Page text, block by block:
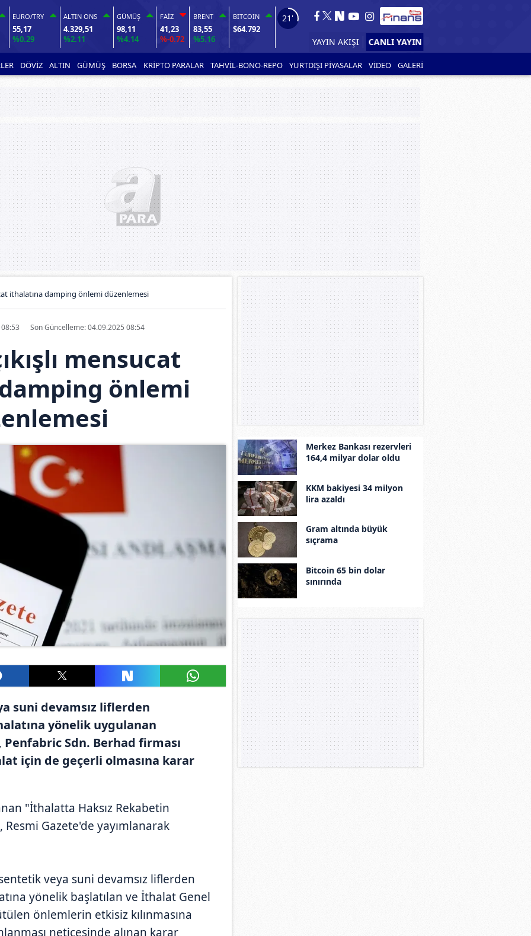
EURO/TRY
55,17
%0.29
ALTIN ONS
4.329,51
%2.11
GÜMÜŞ
98,11
%4.14
FAİZ
41,23
%-0.72
BRENT
83,55
%5.16
BITCOIN
$64.792
19'
YAYIN AKIŞI CANLI YAYIN
DÖVİZ ALTIN GÜMÜŞ BORSA KRİPTO PARALAR TAHVİL-BONO-REPO YURTDIŞI PİYASALAR VİDEO GALERİ
ithalatına damping önlemi düzenlemesi
Son Güncelleme: 04.09.2025 08:54
mensucat
önlemi
suni devamsız liflerden
yönelik uygulanan
Sdn. Berhad firması
için de geçerli olmasına karar
"İthalatta Haksız Rekabetin
Gazete'de yayımlanarak
veya suni devamsız liflerden
yönelik başlatılan ve İthalat Genel
önlemlerin etkisiz kılınmasına
neticesinde alınan karar
Merkez Bankası rezervleri
164,4 milyar dolar oldu
KKM bakiyesi 34 milyon
lira azaldı
Gram altında büyük
sıçrama
Bitcoin 65 bin dolar
sınırında